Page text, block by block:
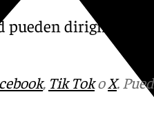
dirigirse al
, Tik TokoX.